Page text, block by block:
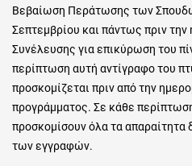
Βεβαίωση Περάτωσης των
Σεπτεμβρίου και πάντως πριν
Συνέλευσης για επικύρωση του
περίπτωση αυτή αντίγραφο του
προσκομίζεται πριν από την
προγράμματος. Σε κάθε
προσκομίσουν όλα τα απαραίτητα
των εγγραφών.